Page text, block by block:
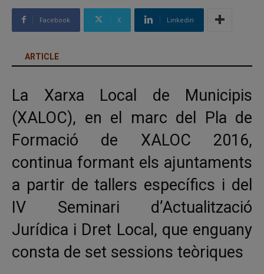
Facebook X Linkedin
ARTICLE
La Xarxa Local de Municipis
(XALOC), en el marc del Pla de
Formació de XALOC 2016,
continua formant els ajuntaments
a partir de tallers específics i del
IV Seminari d’Actualització
Jurídica i Dret Local, que enguany
consta de set sessions teòriques